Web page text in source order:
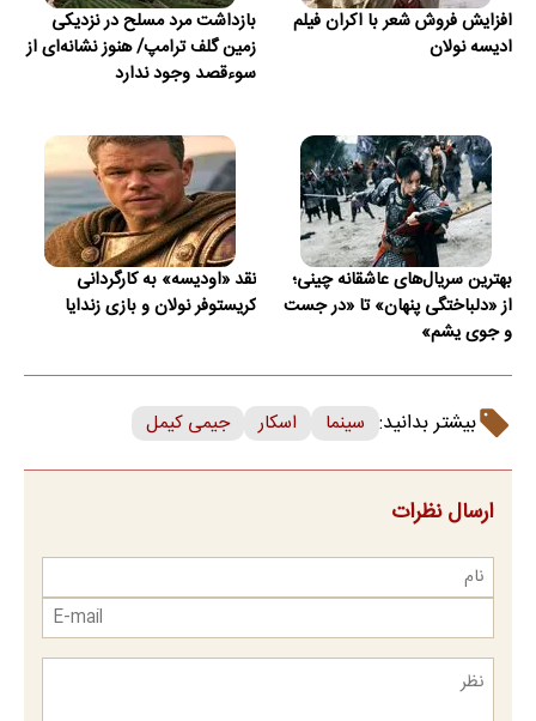
افزایش فروش شعر با اکران فیلم
ادیسه نولان
بازداشت مرد مسلح در نزدیکی
زمین گلف ترامپ/ هنوز نشانه‌ای از
سوءقصد وجود ندارد
بهترین سریال‌های عاشقانه چینی؛
از «دلباختگی پنهان» تا «در جست
و جوی یشم»
نقد «اودیسه» به کارگردانی
کریستوفر نولان و بازی زندایا
بیشتر بدانید: سینما اسکار جیمی کیمل
ارسال نظرات